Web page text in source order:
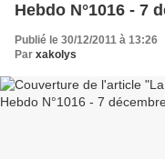
Hebdo N°1016 - 7
Publié le 30/12/2011 à 13:26
Par xakolys